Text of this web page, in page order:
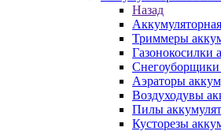
Назад
Триммеры
Газонокосилки
Снегоуборщики
Аэраторы
Воздуходувы
Пилы
Кусторезы